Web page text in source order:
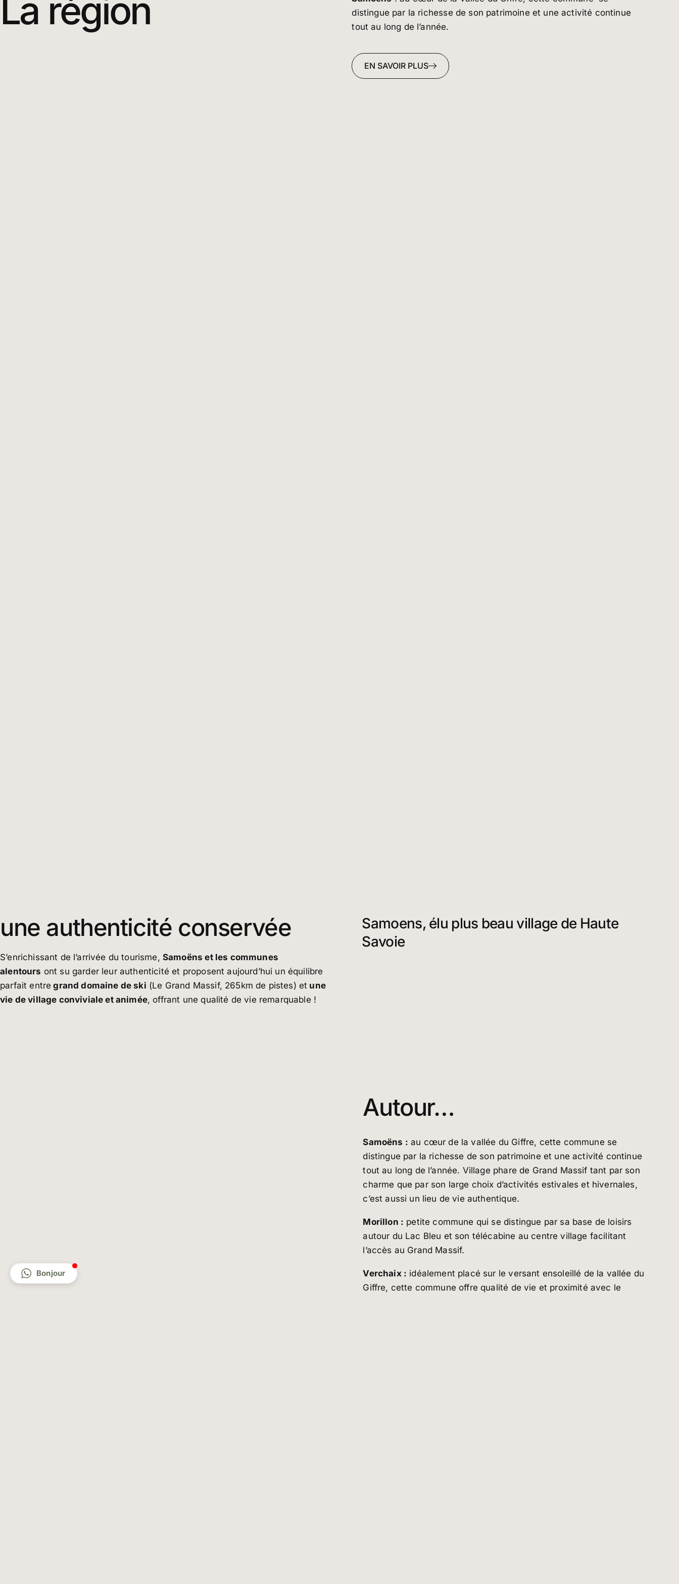
La région
distingue par la richesse de son patrimoine et une activité continue
tout au long de l’année.
EN SAVOIR PLUS
une authenticité conservée
S’enrichissant de l’arrivée du tourisme, Samoëns et les communes
alentours ont su garder leur authenticité et proposent aujourd’hui un équilibre
parfait entre grand domaine de ski (Le Grand Massif, 265km de pistes) et une
vie de village conviviale et animée, offrant une qualité de vie remarquable !
Samoens, élu plus beau village de Haute
Savoie
Autour…
Samoëns : au cœur de la vallée du Giffre, cette commune se
distingue par la richesse de son patrimoine et une activité continue
tout au long de l’année. Village phare de Grand Massif tant par son
charme que par son large choix d’activités estivales et hivernales,
c’est aussi un lieu de vie authentique.
Morillon : petite commune qui se distingue par sa base de loisirs
autour du Lac Bleu et son télécabine au centre village facilitant
l’accès au Grand Massif.
Verchaix : idéalement placé sur le versant ensoleillé de la vallée du
Giffre, cette commune offre qualité de vie et proximité avec le
Bonjour